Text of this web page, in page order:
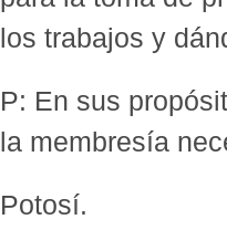
los trabajos y
P: En sus
la membresía
Potosí.